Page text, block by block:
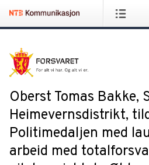
Oberst Tomas Bakke,
Heimevernsdistrikt,
Politimedaljen med
arbeid med